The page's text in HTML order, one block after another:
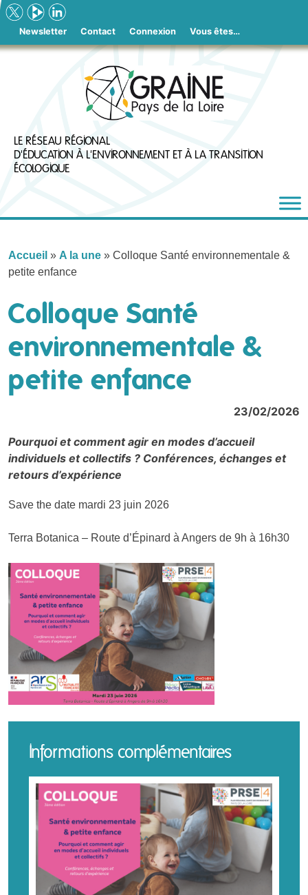
Skip
to
Newsletter Contact Connexion Vous êtes…
LE RÉSEAU RÉGIONAL
D'ÉDUCATION À L'ENVIRONNEMENT ET À LA TRANSITION
ÉCOLOGIQUE
Accueil » A la une » Colloque Santé environnementale &
petite enfance
Colloque Santé
environnementale &
petite enfance
23/02/2026
Pourquoi et comment agir en modes d’accueil
individuels et collectifs ? Conférences, échanges et
retours d’expérience
Save the date mardi 23 juin 2026
Terra Botanica – Route d’Épinard à Angers de 9h à 16h30
Informations complémentaires